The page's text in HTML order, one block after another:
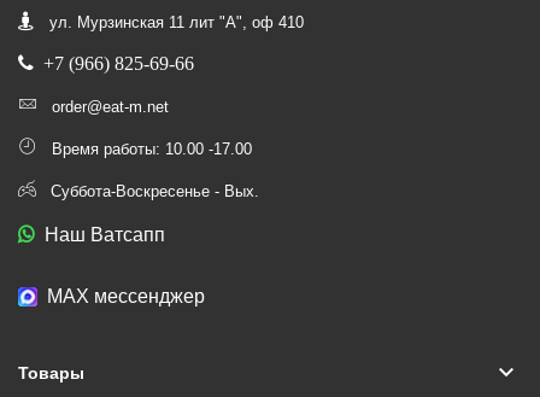
ул. Мурзинская 11 лит "А", оф 410
+7 (966) 825-69-66
order@eat-m.net
Время работы: 10.00 -17.00
Суббота-Воскресенье - Вых.
Наш Ватсапп
МАХ мессенджер
Товары keyboard_arrow_down